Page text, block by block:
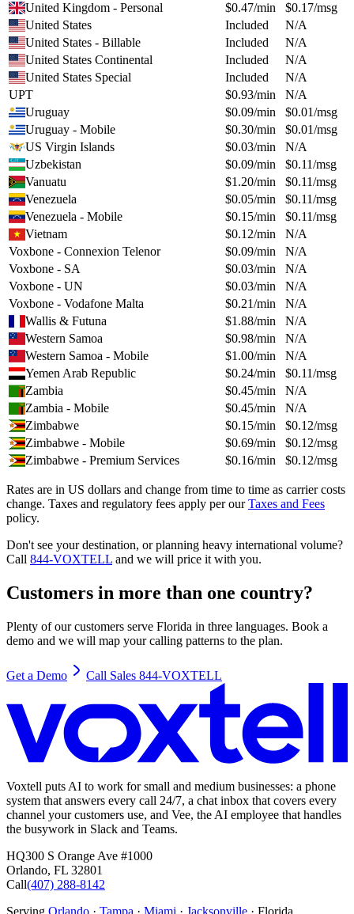
United Kingdom - Personal
$0.47/min $0.17/msg
United States
Included
N/A
United States - Billable
Included
N/A
United States Continental
Included
N/A
United States Special
Included
N/A
UPT
$0.93/min
N/A
Uruguay
$0.09/min $0.01/msg
Uruguay - Mobile
$0.30/min $0.01/msg
US Virgin Islands
$0.03/min
N/A
Uzbekistan
$0.09/min $0.11/msg
Vanuatu
$1.20/min $0.11/msg
Venezuela
$0.05/min $0.11/msg
Venezuela - Mobile
$0.15/min $0.11/msg
Vietnam
$0.12/min
N/A
Voxbone - Connexion Telenor
$0.09/min
N/A
Voxbone - SA
$0.03/min
N/A
Voxbone - UN
$0.03/min
N/A
Voxbone - Vodafone Malta
$0.21/min
N/A
Wallis & Futuna
$1.88/min
N/A
Western Samoa
$0.98/min
N/A
Western Samoa - Mobile
$1.00/min
N/A
Yemen Arab Republic
$0.24/min $0.11/msg
Zambia
$0.45/min
N/A
Zambia - Mobile
$0.45/min
N/A
Zimbabwe
$0.15/min $0.12/msg
Zimbabwe - Mobile
$0.69/min $0.12/msg
Zimbabwe - Premium Services
$0.16/min $0.12/msg
Rates are in US dollars and change from time to time as carrier costs
change. Taxes and regulatory fees apply per our Taxes and Fees
policy.
Don't see your destination, or planning heavy international volume?
Call 844-VOXTELL and we will price it with you.
Customers in more than one country?
Plenty of our customers serve Florida in three languages. Book a
demo and we will map your calling patterns to the plan.
Get a Demo Call Sales 844-VOXTELL
Voxtell puts AI to work for small and medium businesses: a phone
system that answers every call 24/7, a chat inbox that covers every
channel your customers use, and Vee, the AI employee that handles
the busywork in Slack and Teams.
HQ300 S Orange Ave #1000
Orlando, FL 32801
Call(407) 288-8142